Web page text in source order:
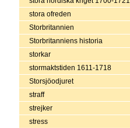
stora ofreden
Storbritannien
Storbritanniens historia
storkar
stormaktstiden 1611-1718
Storsjöodjuret
straff
strejker
stress